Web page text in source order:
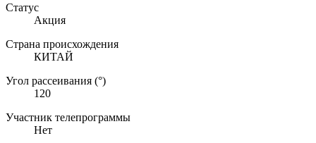
Статус
Акция
Страна происхождения
КИТАЙ
Угол рассеивания (°)
120
Участник телепрограммы
Нет